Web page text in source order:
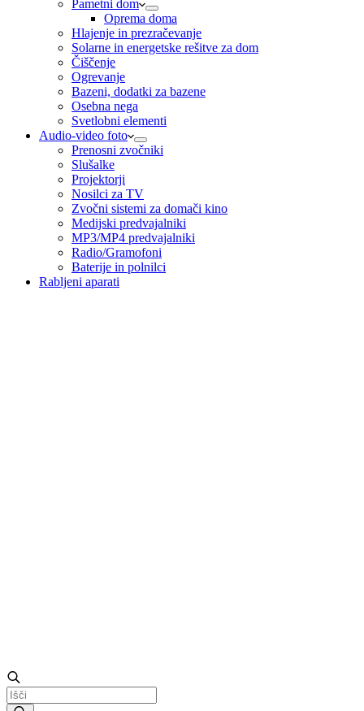
Pametni dom
Oprema doma
Hlajenje in prezračevanje
Solarne in energetske rešitve za dom
Čiščenje
Ogrevanje
Bazeni, dodatki za bazene
Osebna nega
Svetlobni elementi
Audio-video foto
Prenosni zvočniki
Slušalke
Projektorji
Nosilci za TV
Zvočni sistemi za domači kino
Medijski predvajalniki
MP3/MP4 predvajalniki
Radio/Gramofoni
Baterije in polnilci
Rabljeni aparati
Products
search